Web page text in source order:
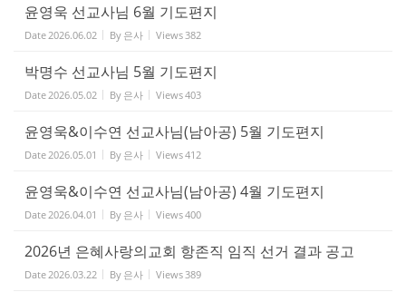
윤영욱 선교사님 6월 기도편지
Date 2026.06.02 By 은사 Views 382
박명수 선교사님 5월 기도편지
Date 2026.05.02 By 은사 Views403
윤영욱&이수연 선교사님(남아공) 5월 기도편지
Date 2026.05.01 By 은사 Views412
윤영욱&이수연 선교사님(남아공) 4월 기도편지
Date 2026.04.01 By 은사 Views400
2026년 은혜사랑의교회 항존직 임직 선거 결과 공고
Date 2026.03.22 By 은사 Views 389